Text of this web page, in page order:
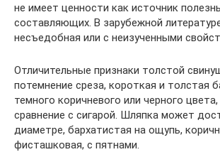
не имеет ценности как источник
составляющих. В зарубежной
несъедобная или с неизученными
Отличительные признаки толстой
потемнение среза, короткая и толстая
темного коричневого или черного
сравнение с сигарой. Шляпка может
диаметре, бархатистая на ощупь,
фисташковая, с пятнами.